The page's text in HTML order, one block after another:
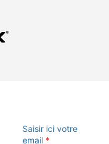
Saisir ici votre
email *